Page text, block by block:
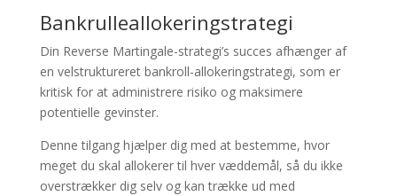
Bankrulleallokeringstrategi
Din Reverse Martingale-strategi’s succes afhænger af
en velstruktureret bankroll-allokeringstrategi, som er
kritisk for at administrere risiko og maksimere
potentielle gevinster.
Denne tilgang hjælper dig med at bestemme, hvor
meget du skal allokerer til hver væddemål, så du ikke
overstrækker dig selv og kan trække ud med